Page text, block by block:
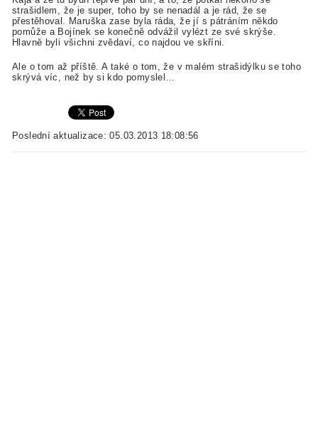
strašidlem, že je super, toho by se nenadál a je rád, že se
přestěhoval. Maruška zase byla ráda, že jí s pátráním někdo
pomůže a Bojínek se konečně odvážil vylézt ze své skrýše.
Hlavně byli všichni zvědaví, co najdou ve skříni.
Ale o tom až příště. A také o tom, že v malém strašidýlku se toho
skrývá víc, než by si kdo pomyslel…
Poslední aktualizace: 05.03.2013 18:08:56